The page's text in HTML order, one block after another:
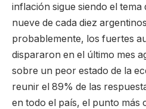
inflación sigue siendo el
nueve de cada diez
probablemente, los fuertes
dispararon en el último mes
sobre un peor estado de la
reunir el 89% de las
en todo el país, el punto más